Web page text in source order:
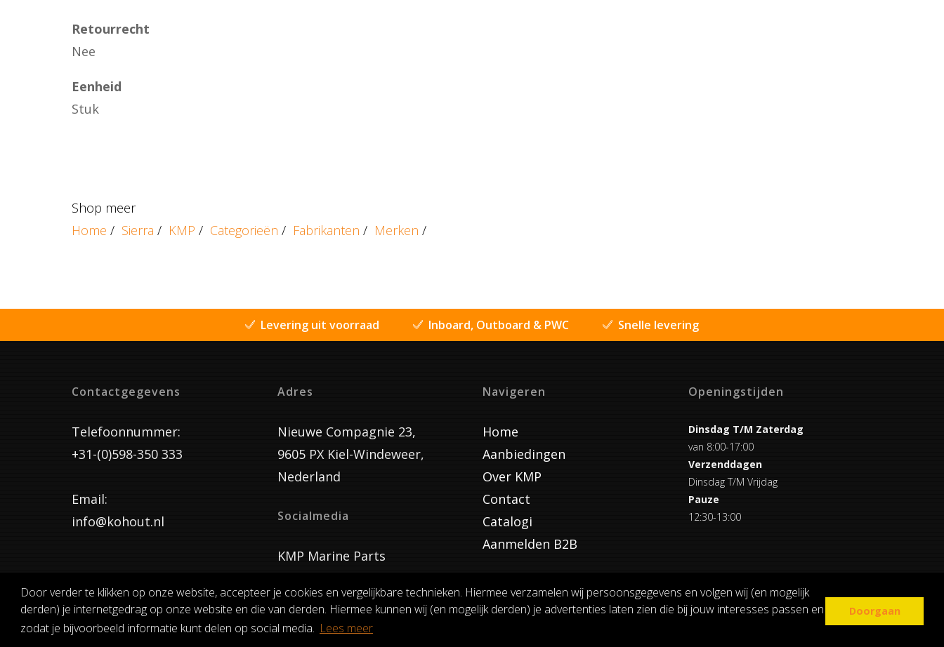
Door verder te klikken op onze website, accepteer je cookies en vergelijkbare technieken. Hiermee verzamelen wij persoonsgegevens en volgen wij (en mogelijk
derden) je internetgedrag op onze website en die van derden. Hiermee kunnen wij (en mogelijk derden) je advertenties laten zien die bij jouw interesses passen en
zodat je bijvoorbeeld informatie kunt delen op social media. Lees meer
Doorgaan
Retourrecht
Nee
Eenheid
Stuk
Shop meer
Home / Sierra / KMP / Categorieën / Fabrikanten / Merken /
Levering uit voorraad Inboard, Outboard & PWC Snelle levering
Contactgegevens
Telefoonnummer:
+31-(0)598-350 333
Email:
info@kohout.nl
Adres
Nieuwe Compagnie 23,
9605 PX Kiel-Windeweer,
Nederland
Socialmedia
KMP Marine Parts
Navigeren
Home
Aanbiedingen
Over KMP
Contact
Catalogi
Aanmelden B2B
Openingstijden
Dinsdag T/M Zaterdag
van 8:00-17:00
Verzenddagen
Dinsdag T/M Vrijdag
Pauze
12:30-13:00
ALGEMENE VOORWAARDEN